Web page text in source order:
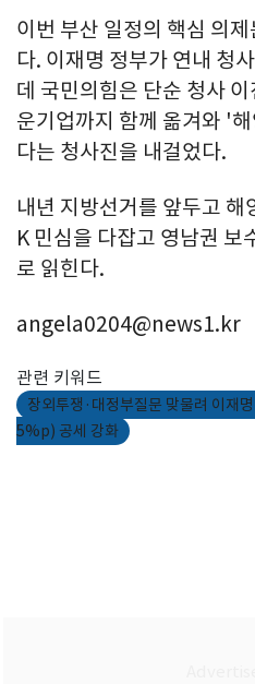
이번 부산 일정의 핵심 의
다. 이재명 정부가 연내 청
데 국민의힘은 단순 청사
운기업까지 함께 옮겨와 '
다는 청사진을 내걸었다.
내년 지방선거를 앞두고
K 민심을 다잡고 영남권 보
로 읽힌다.
angela0204@news1.kr
관련 키워드
장외투쟁·대정부질문 맞물려 이재
5%p) 공세 강화